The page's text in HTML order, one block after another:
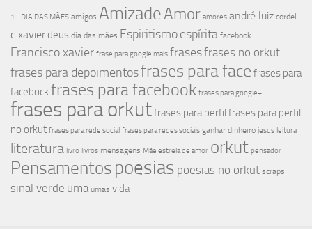
1 - DIA DAS MÃES amigos AmizadeAmor amores andré luiz cordel
c xavier deus dia das mães Espiritismoespírita facebook
Francisco xavier frase para google mais frasesfrases no orkut
frases para depoimentosfrases para face frases para
facebockfrases para facebook frases para google+
frases para orkutfrases para perfil frases para perfil
no orkut frases para rede social frases para redes sociais ganhar dinheiro jesus leitura
literatura livro livros mensagens Mãe estrela de amor orkut pensador
Pensamentospoesias poesias no orkut scraps
sinal verde uma umas vida